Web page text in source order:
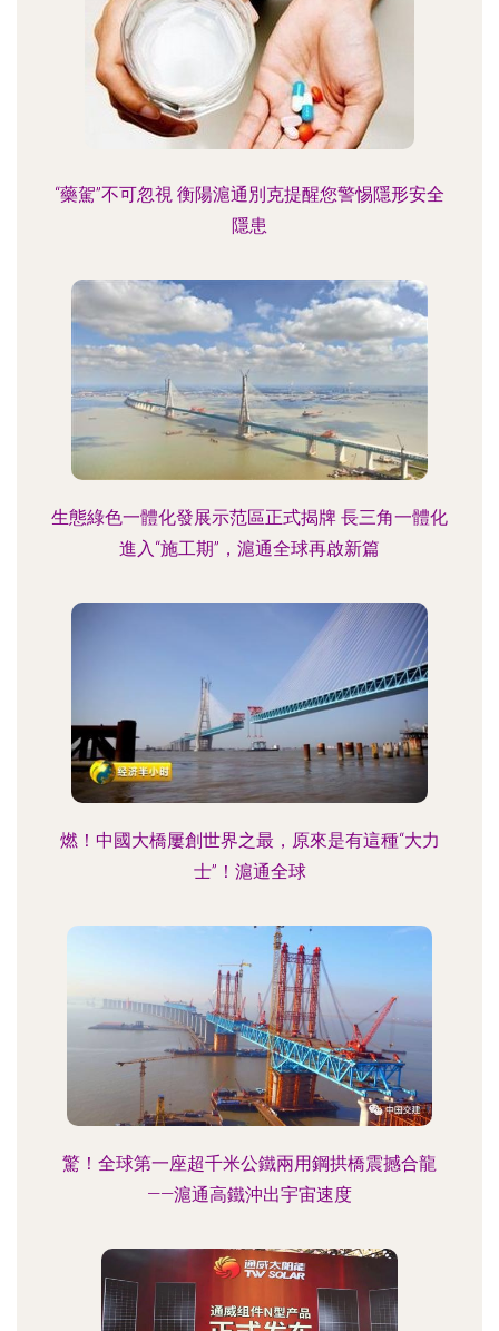
“藥駕”不可忽視 衡陽滬通別克提醒您警惕隱形安全
隱患
生態綠色一體化發展示范區正式揭牌 長三角一體化
進入“施工期”，滬通全球再啟新篇
燃！中國大橋屢創世界之最，原來是有這種“大力
士”！滬通全球
驚！全球第一座超千米公鐵兩用鋼拱橋震撼合龍
——滬通高鐵沖出宇宙速度